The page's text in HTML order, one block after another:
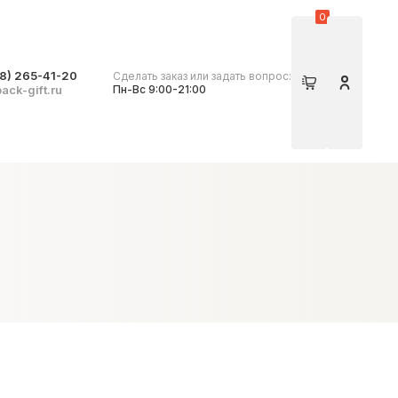
265-41-20
gift.ru
Сделать заказ или задать вопрос:
Пн-Вс 9:00-21:00
Корзина
0
Личный